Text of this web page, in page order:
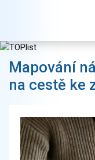
Mapování
na cestě ke